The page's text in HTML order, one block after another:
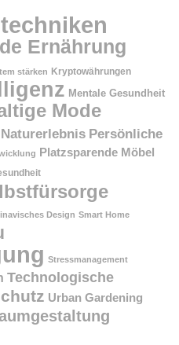
Ernährung
stärken Kryptowährungen
Mentale Gesundheit
Mode
Naturerlebnis Persönliche
Platzsparende Möbel
Design Smart Home
Stressmanagement
Technologische
Urban Gardening